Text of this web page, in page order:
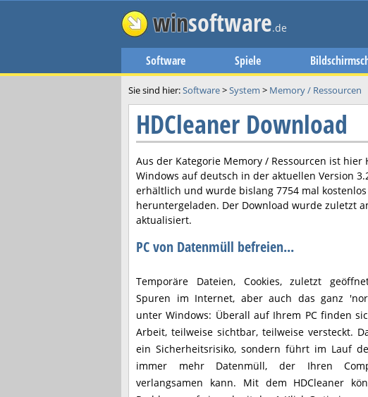
winsoftware.de
Software Spiele
Sie sind hier:Software>System > Memory / Ressourcen
HDCleaner Download
Aus der Kategorie Memory / Ressourcen ist hier
Windows auf deutsch in der aktuellen Version
erhältlich und wurde bislang 7754 mal kostenlos
heruntergeladen. Der Download wurde zuletzt
aktualisiert.
PC von Datenmüll befreien...
Temporäre Dateien, Cookies, zuletzt
Spuren im Internet, aber auch das ganz
unter Windows: Überall auf Ihrem PC finden
Arbeit, teilweise sichtbar, teilweise versteckt.
ein Sicherheitsrisiko, sondern führt im Lauf
immer mehr Datenmüll, der Ihren
verlangsamen kann. Mit dem HDCleaner